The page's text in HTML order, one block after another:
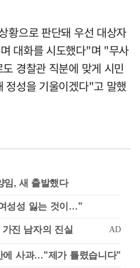
황으로 판단돼 우선 대상자
대화를 시도했다"며 "무사
경찰관 직분에 맞게 시민
정성을 기울이겠다"고 말했
임, 새 출발했다
성성 잃는 것이…"
에 사과…"제가 틀렸습니다"